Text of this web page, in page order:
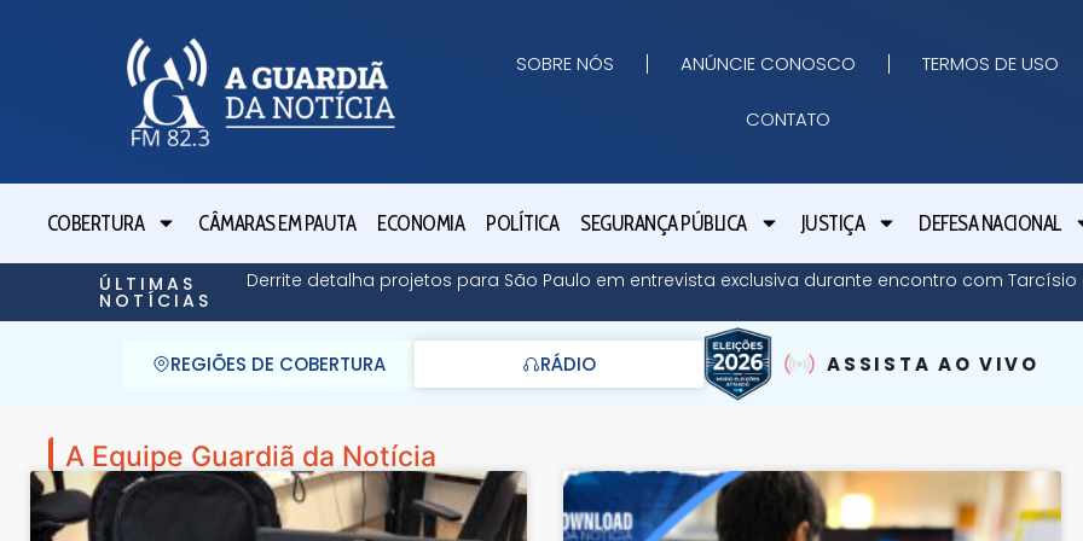
SOBRE NÓS ANÚNCIE CONOSCO TERMOS DE USO
CONTATO
COBERTURA CÂMARAS EM PAUTA ECONOMIA POLÍTICA SEGURANÇA PÚBLICA JUSTIÇA DEFESA NACIONAL
ÚLTIMAS
NOTÍCIAS
Derrite detalha projetos para São Paulo em entrevista exclusiva durante encontro com Tarcísio
REGIÕES DE COBERTURA RÁDIO ASSISTA AO VIVO
A Equipe Guardiã da Notícia